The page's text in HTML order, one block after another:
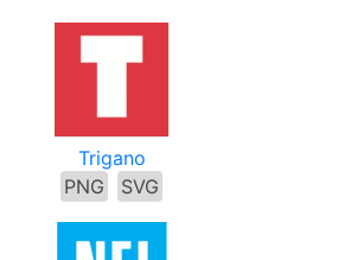
Trigano
PNG
SVG